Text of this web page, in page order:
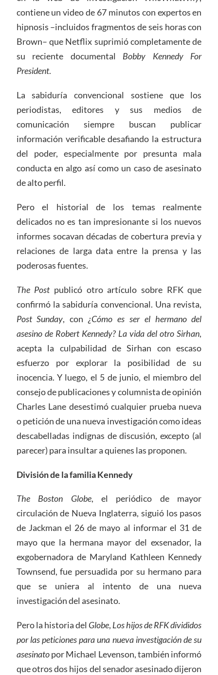
contiene un video de 67 minutos con expertos en
hipnosis –incluidos fragmentos de seis horas con
Brown– que Netflix suprimió completamente de
su reciente documental Bobby Kennedy For
President.
La sabiduría convencional sostiene que los
periodistas, editores y sus medios de
comunicación siempre buscan publicar
información verificable desafiando la estructura
del poder, especialmente por presunta mala
conducta en algo así como un caso de asesinato
de alto perfil.
Pero el historial de los temas realmente
delicados no es tan impresionante si los nuevos
informes socavan décadas de cobertura previa y
relaciones de larga data entre la prensa y las
poderosas fuentes.
The Postpublicó otro artículo sobre RFK que
confirmó la sabiduría convencional. Una revista,
Post Sunday, con¿Cómo es ser el hermano del
asesino de Robert Kennedy? La vida del otro Sirhan,
acepta la culpabilidad de Sirhan con escaso
esfuerzo por explorar la posibilidad de su
inocencia. Y luego, el 5 de junio, el miembro del
consejo de publicaciones y columnista de opinión
Charles Lane desestimó cualquier prueba nueva
o petición de una nueva investigación como ideas
descabelladas indignas de discusión, excepto (al
parecer) para insultar a quienes las proponen.
División de la familia Kennedy
The Boston Globe, el periódico de mayor
circulación de Nueva Inglaterra, siguió los pasos
de Jackman el 26 de mayo al informar el 31 de
mayo que la hermana mayor del exsenador, la
exgobernadora de Maryland Kathleen Kennedy
Townsend, fue persuadida por su hermano para
que se uniera al intento de una nueva
investigación del asesinato.
Pero la historia del Globe, Los hijos de RFK divididos
por las peticiones para una nueva investigación de su
asesinatopor Michael Levenson, también informó
que otros dos hijos del senador asesinado dijeron